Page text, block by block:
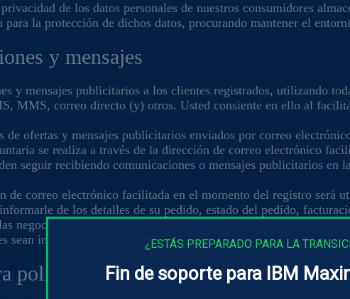
de los datos personales de nuestros consumidores
para la protección de dichos datos, procurando mantener el
y mensajes
y mensajes publicitarios a los clientes registrados, utilizando
MMS, correo directo (y) otros. Usted consiente en ello al
de ofertas y mensajes publicitarios enviados por correo
se realiza a través de la dirección de correo electrónico
seguir recibiendo comunicaciones o mensajes publicitarios en
de correo electrónico facilitada en el momento del registro será
de los detalles de su pedido, estado del pedido,
negociaciones que tengan lugar entre el cliente y la empresa.
sean interceptados por el Anti-Spam.
política
¿ESTÁS PREPARADO PARA LA
Fin de soporte para IBM